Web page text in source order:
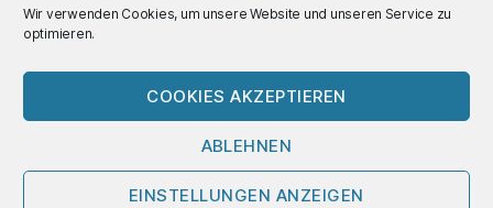
Wir verwenden Cookies, um unsere Website und unseren Service zu
optimieren.
COOKIES AKZEPTIEREN
ABLEHNEN
EINSTELLUNGEN ANZEIGEN
Lizenz.